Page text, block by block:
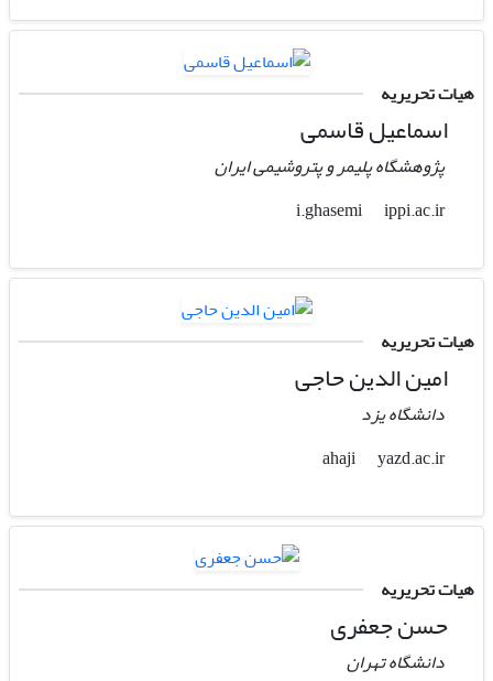
هیات تحریریه
اسماعیل قاسمی
پژوهشگاه پلیمر و پتروشیمی ایران
i.ghasemi
ippi.ac.ir
هیات تحریریه
امین الدین حاجی
دانشگاه یزد
ahaji
yazd.ac.ir
هیات تحریریه
حسن جعفری
دانشگاه تهران